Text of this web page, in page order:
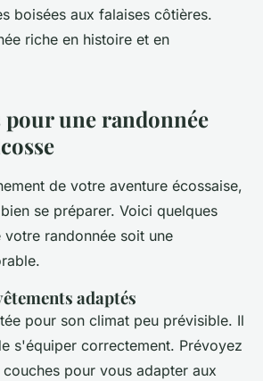
boisées aux falaises côtières.
riche en histoire et en
pour une randonnée
de votre aventure écossaise,
se préparer. Voici quelques
randonnée soit une
adaptés
pour son climat peu prévisible. Il
s'équiper correctement. Prévoyez
pour vous adapter aux